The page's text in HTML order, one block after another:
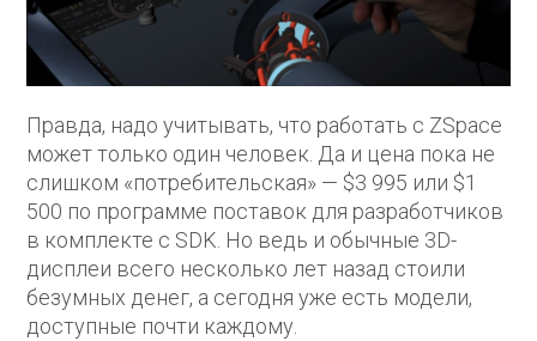
Правда, надо учитывать, что работать с ZSpace
может только один человек. Да и цена пока не
слишком «потребительская» — $3 995 или $1
500 по программе поставок для разработчиков
в комплекте с SDK. Но ведь и обычные 3D-
дисплеи всего несколько лет назад стоили
безумных денег, а сегодня уже есть модели,
доступные почти каждому.